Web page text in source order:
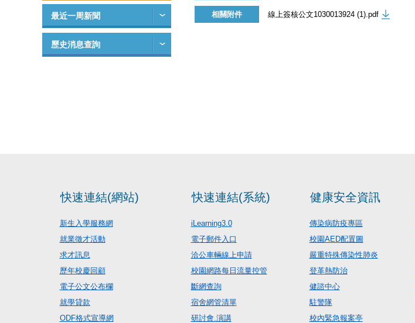
最近一周新聞
歷史消息查詢
相關附件 線上簽核公文1030013924 (1).pdf
快速連結(網站)
新生入學服務網
就業徵才活動
求才訊息
歷年校慶回顧
電子公文公布欄
就學貸款
ODF格式宣導網
快速連結(系統)
iLearning3.0
電子郵件入口
洽公車輛線上申請
校園網路每日流量控管
斷網查詢
宿舍網管清單
研討會.演講
健康安全資訊
傳染病防疫專區
校園AED配置圖
嚴重特殊傳染性肺炎
登革熱防治
健諮中心
駐警隊
校內緊急報案亭